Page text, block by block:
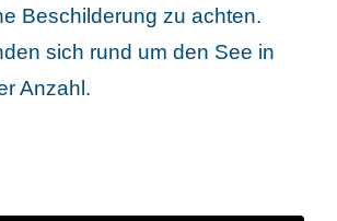
Beschilderung zu achten.
sich rund um den See in
Anzahl.